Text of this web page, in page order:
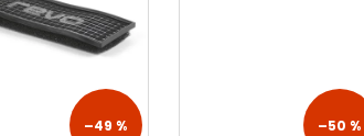
–49 % –50 %
APR SPORTOVNÍ ZAPALOVACÍ MODUL
2.0TSI 2.5TFSI A DALŠÍ
1 490 Kč